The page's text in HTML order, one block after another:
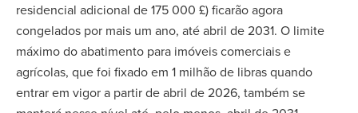
residencial adicional de 175 000 £) ficarão agora
congelados por mais um ano, até abril de 2031. O limite
máximo do abatimento para imóveis comerciais e
agrícolas, que foi fixado em 1 milhão de libras quando
entrar em vigor a partir de abril de 2026, também se